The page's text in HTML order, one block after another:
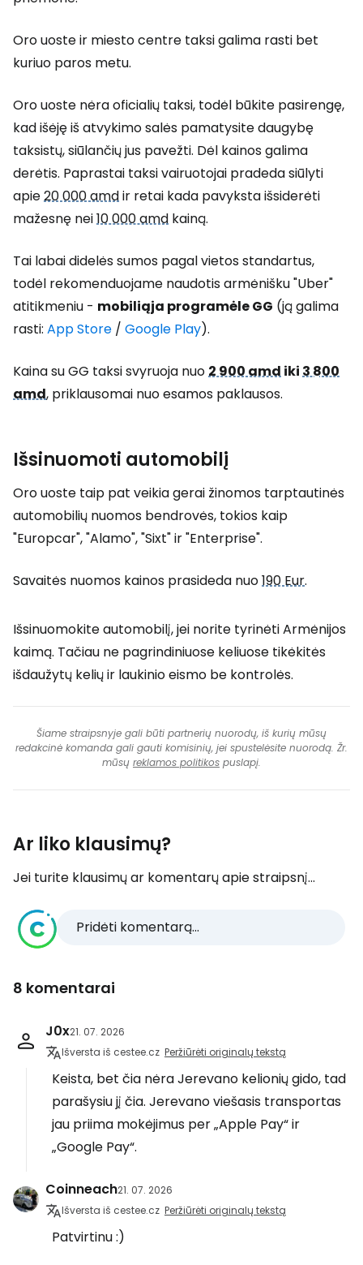
Oro uoste ir miesto centre taksi galima rasti bet
kuriuo paros metu.
Oro uoste nėra oficialių taksi, todėl būkite pasirengę,
kad išėję iš atvykimo salės pamatysite daugybę
taksistų, siūlančių jus pavežti. Dėl kainos galima
derėtis. Paprastai taksi vairuotojai pradeda siūlyti
apie20 000 amdir retai kada pavyksta išsiderėti
mažesnę nei10 000 amd kainą.
Tai labai didelės sumos pagal vietos standartus,
todėl rekomenduojame naudotis armėnišku "Uber"
atitikmeniu - mobiliąja programėle GG (ją galima
rasti: App Store / Google Play).
Kaina su GG taksi svyruoja nuo2 900 amdiki3 800
amd, priklausomai nuo esamos paklausos.
Išsinuomoti automobilį
Oro uoste taip pat veikia gerai žinomos tarptautinės
automobilių nuomos bendrovės, tokios kaip
"Europcar", "Alamo", "Sixt" ir "Enterprise".
Savaitės nuomos kainos prasideda nuo190 Eur.
Išsinuomokite automobilį, jei norite tyrinėti Armėnijos
kaimą. Tačiau ne pagrindiniuose keliuose tikėkitės
išdaužytų kelių ir laukinio eismo be kontrolės.
Šiame straipsnyje gali būti partnerių nuorodų, iš kurių mūsų
redakcinė komanda gali gauti komisinių, jei spustelėsite nuorodą. Žr.
mūsų reklamos politikos puslapį.
Ar liko klausimų?
Jei turite klausimų ar komentarų apie straipsnį...
Pridėti komentarą...
8 komentarai
J0x21. 07. 2026
Išversta iš cestee.cz Peržiūrėti originalų tekstą
Keista, bet čia nėra Jerevano kelionių gido, tad
parašysiu jį čia. Jerevano viešasis transportas
jau priima mokėjimus per „Apple Pay“ ir
„Google Pay“.
Coinneach21. 07. 2026
Išversta iš cestee.cz Peržiūrėti originalų tekstą
Patvirtinu :)